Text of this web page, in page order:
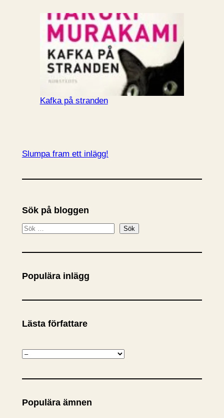
Kafka på stranden
Slumpa fram ett inlägg!
Sök på bloggen
S
k
Sök
Populära inlägg
Lästa författare
K
t
g
Populära ämnen